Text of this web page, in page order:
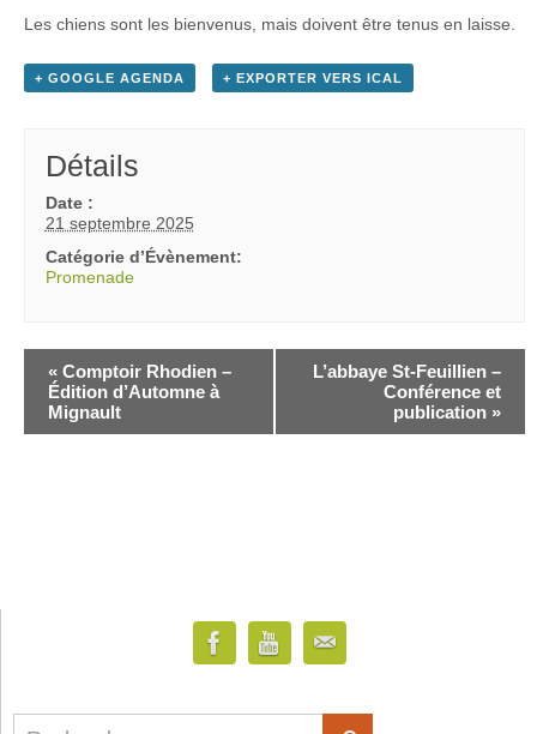
Les chiens sont les bienvenus, mais doivent être tenus en laisse.
+ GOOGLE AGENDA + EXPORTER VERS ICAL
Détails
Date :
21 septembre 2025
Catégorie d’Évènement:
Promenade
« Comptoir Rhodien –
Édition d’Automne à
Mignault
L’abbaye St-Feuillien –
Conférence et
publication »